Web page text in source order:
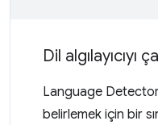
Dil algılayıcıyı
Language Detector
belirlemek için bir